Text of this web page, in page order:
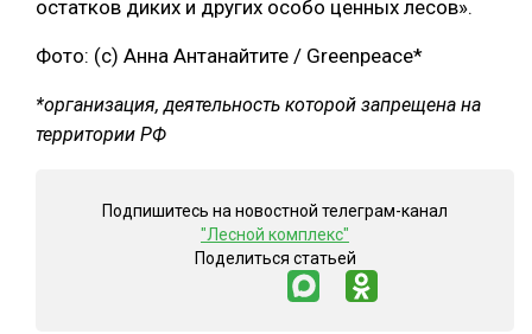
остатков диких и других особо ценных лесов».
Фото: (с) Анна Антанайтите / Greenpeace*
*организация, деятельность которой запрещена на
территории РФ
Подпишитесь на новостной телеграм-канал
"Лесной комплекс"
Поделиться статьей